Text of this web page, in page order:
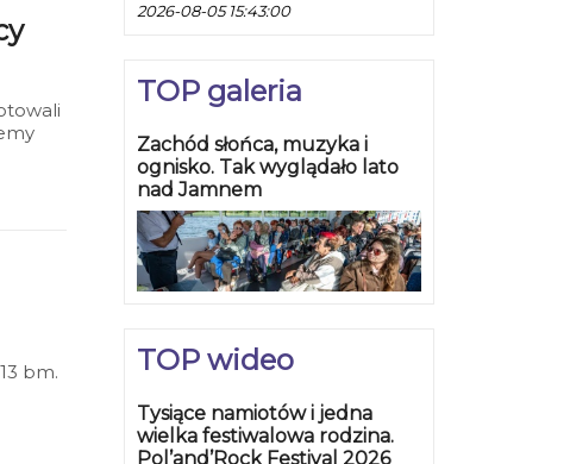
bm.
2026-08-05 15:43:00
TOP galeria
Zachód słońca, muzyka i
ognisko. Tak wyglądało lato
nad Jamnem
TOP wideo
Tysiące namiotów i jedna
wielka festiwalowa rodzina.
Pol’and’Rock Festival 2026